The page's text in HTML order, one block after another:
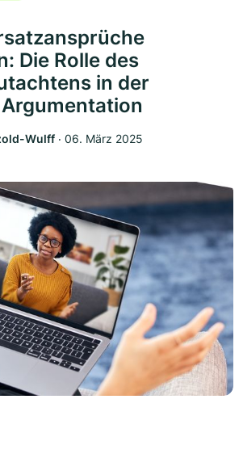
Die Rolle des
in der
Wulff ‧ 06. März 2025